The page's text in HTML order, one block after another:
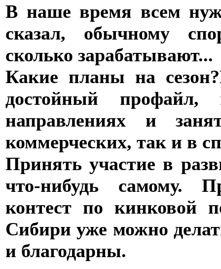
В наше время всем
сказал, обычному
сколько зарабатывают...
Какие планы на
достойный профайл,
направлениях и
коммерческих, так и в
Принять участие в
что-нибудь самому.
контест по кинковой
Сибири уже можно
и благодарны.